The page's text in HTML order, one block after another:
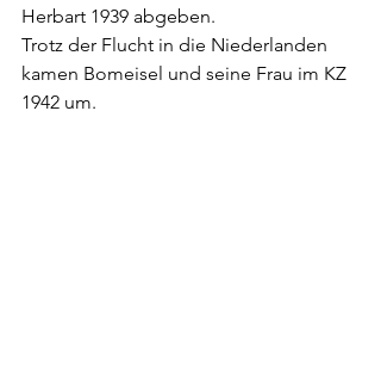
Herbart 1939 abgeben.
Trotz der Flucht in die Niederlanden
kamen Bomeisel und seine Frau im KZ
1942 um.